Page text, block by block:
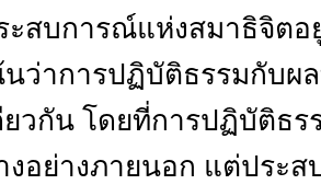
ะสบการณ์แห่งสมาธิจิต
นว่าการปฏิบัติธรรมกับผ
ยวกัน โดยที่การปฏิบัติธ
งอย่างภายนอก แต่ประ